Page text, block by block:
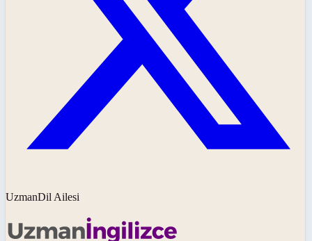
UzmanDil Ailesi